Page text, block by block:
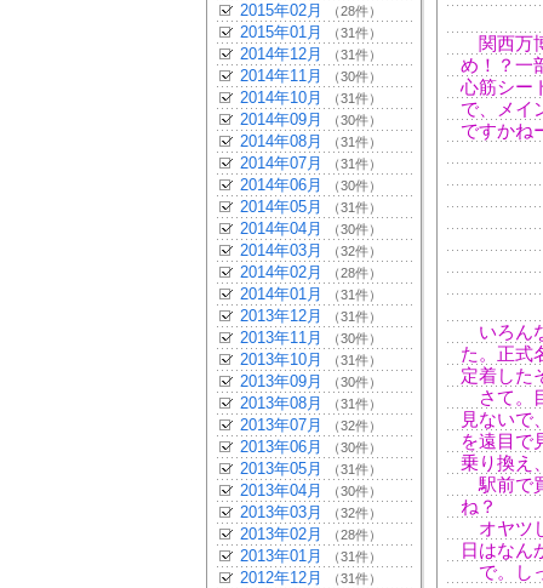
2015年02月 （28件）
2015年01月 （31件）
2014年12月 （31件）
2014年11月 （30件）
2014年10月 （31件）
2014年09月 （30件）
2014年08月 （31件）
2014年07月 （31件）
2014年06月 （30件）
2014年05月 （31件）
2014年04月 （30件）
2014年03月 （32件）
2014年02月 （28件）
2014年01月 （31件）
2013年12月 （31件）
2013年11月 （30件）
2013年10月 （31件）
2013年09月 （30件）
2013年08月 （31件）
2013年07月 （32件）
2013年06月 （30件）
2013年05月 （31件）
2013年04月 （30件）
2013年03月 （32件）
2013年02月 （28件）
2013年01月 （31件）
2012年12月 （31件）
関西万
め！？一
心筋シー
で、メイ
ですかね
いろん
た。正式
定着した
さて。
見ないで
を遠目で
乗り換え
駅前で
ね？
オヤツ
日はなん
で。し